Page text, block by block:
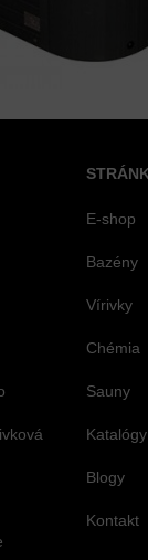
E-shop
Bazény
Vírivky
Chémia
Sauny
Katalógy
Blogy
Kontakt